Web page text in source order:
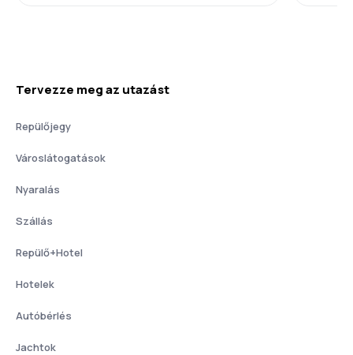
Tervezze meg az utazást
Repülőjegy
Városlátogatások
Nyaralás
Szállás
Repülő+Hotel
Hotelek
Autóbérlés
Jachtok